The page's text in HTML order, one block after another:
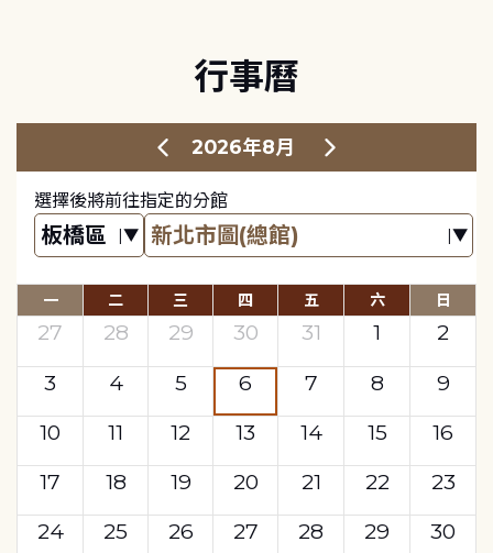
行事曆
2026年8月
選擇後將前往指定的分館
一 二 三 四 五 六 日
27 28 29 30 31 1
2
3
4 5 6 7 8
9
10
11 12 13 14 15
16
17
18 19 20 21 22
23
24
25 26 27 28 29
30